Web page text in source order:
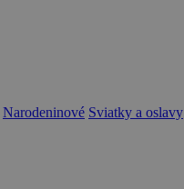
Narodeninové Sviatky a oslavy